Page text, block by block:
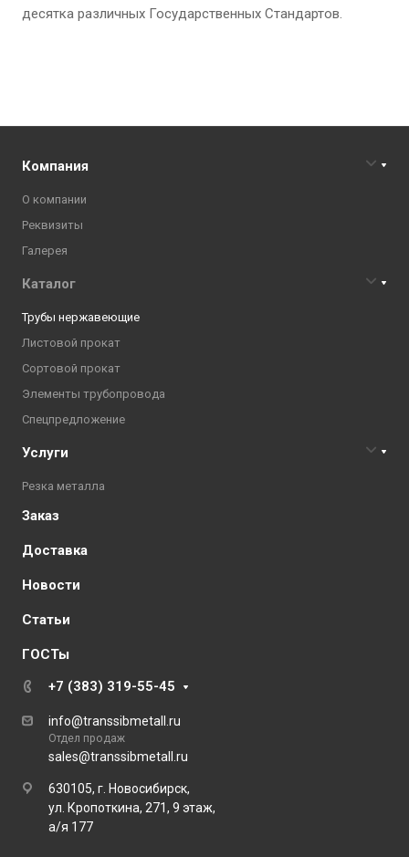
десятка различных Государственных Стандартов.
Компания
О компании
Реквизиты
Галерея
Каталог
Трубы нержавеющие
Листовой прокат
Сортовой прокат
Элементы трубопровода
Спецпредложение
Услуги
Резка металла
Заказ
Доставка
Новости
Статьи
ГОСТы
+7 (383) 319-55-45
info@transsibmetall.ru
Отдел продаж
sales@transsibmetall.ru
630105, г. Новосибирск,
ул. Кропоткина, 271, 9 этаж,
а/я 177